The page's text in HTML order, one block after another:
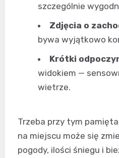
szczególnie
Zdjęcia o
bywa wyjątkowo
Krótki
widokiem —
wietrze.
Trzeba przy tym
na miejscu może się
pogody, ilości śniegu i